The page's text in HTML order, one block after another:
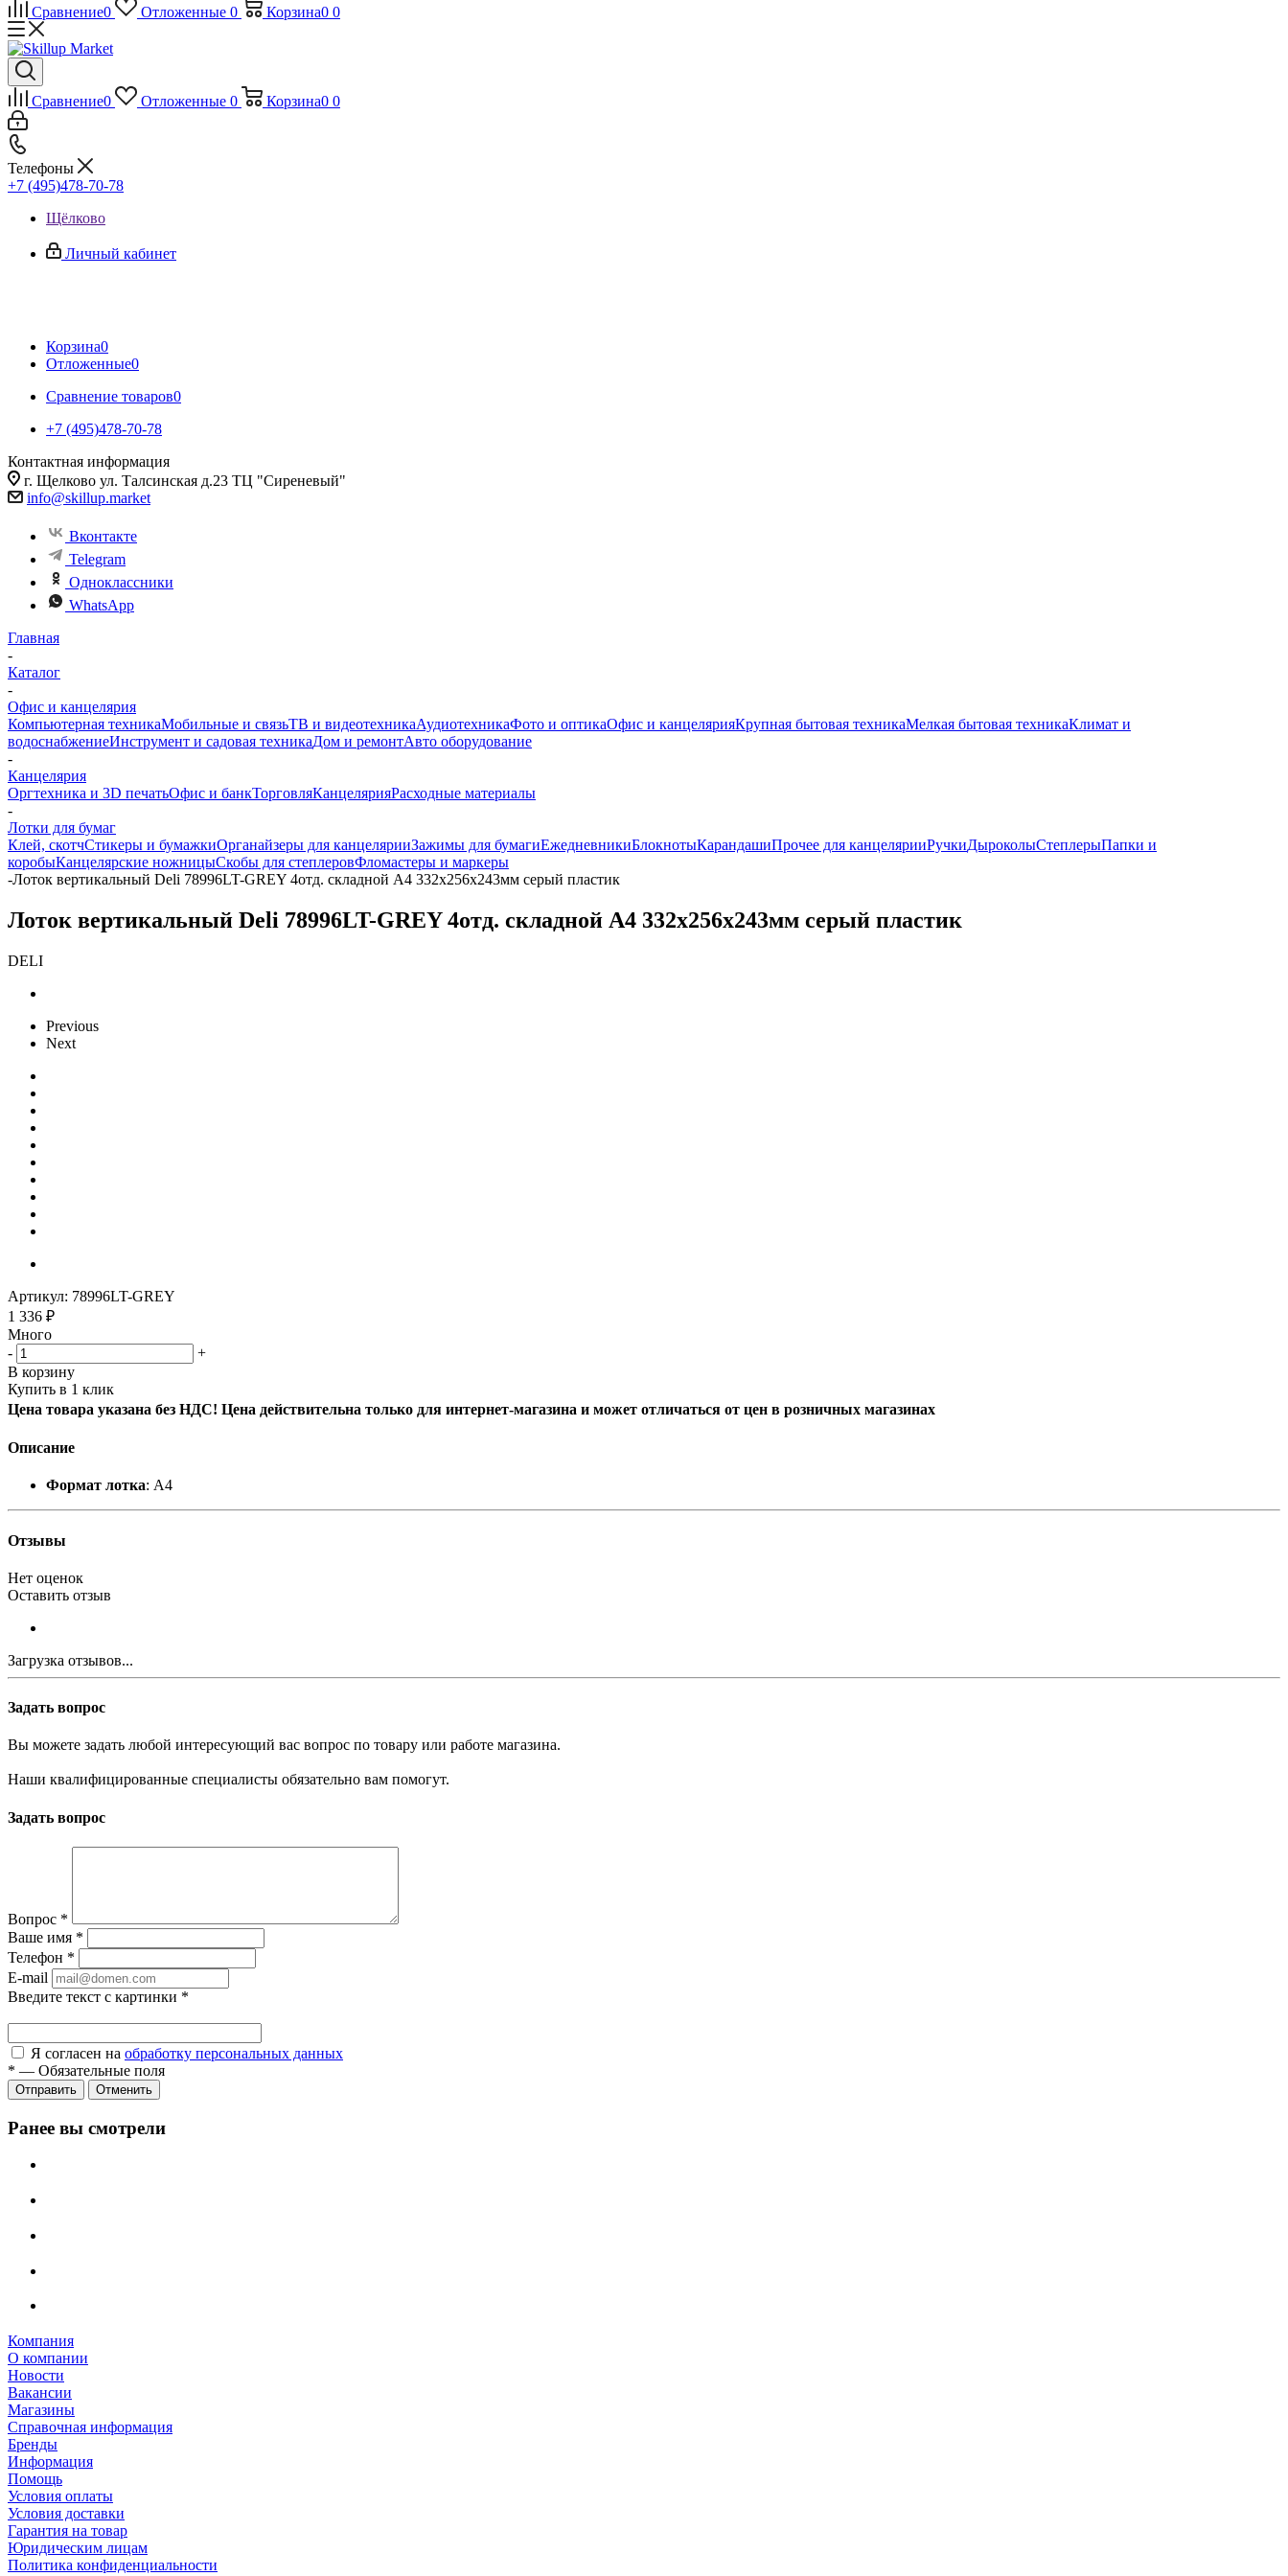
Сравнение0 Отложенные 0 Корзина0 0
Сравнение0 Отложенные 0 Корзина0 0
Телефоны
+7 (495)478-70-78
Щёлково
Личный кабинет
Корзина0
Отложенные0
Сравнение товаров0
+7 (495)478-70-78
Контактная информация
г. Щелково ул. Талсинская д.23 ТЦ "Сиреневый"
info@skillup.market
Вконтакте
Telegram
Одноклассники
WhatsApp
Главная
-
Каталог
-
Офис и канцелярия
Компьютерная техникаМобильные и связьТВ и видеотехникаАудиотехникаФото и оптикаОфис и канцелярияКрупная бытовая техникаМелкая бытовая техникаКлимат и
водоснабжениеИнструмент и садовая техникаДом и ремонтАвто оборудование
-
Канцелярия
Оргтехника и 3D печатьОфис и банкТорговляКанцелярияРасходные материалы
-
Лотки для бумаг
Клей, скотчСтикеры и бумажкиОрганайзеры для канцелярииЗажимы для бумагиЕжедневникиБлокнотыКарандашиПрочее для канцелярииРучкиДыроколыСтеплерыПапки и
коробыКанцелярские ножницыСкобы для степлеровФломастеры и маркеры
-Лоток вертикальный Deli 78996LT-GREY 4отд. складной A4 332x256x243мм серый пластик
Лоток вертикальный Deli 78996LT-GREY 4отд. складной A4 332x256x243мм серый пластик
DELI
Previous
Next
Артикул: 78996LT-GREY
1 336 ₽
Много
-
+
В корзину
Купить в 1 клик
Цена товара указана без НДС! Цена действительна только для интернет-магазина и может отличаться от цен в розничных магазинах
Описание
Формат лотка: A4
Отзывы
Нет оценок
Оставить отзыв
Загрузка отзывов...
Задать вопрос
Вы можете задать любой интересующий вас вопрос по товару или работе магазина.
Наши квалифицированные специалисты обязательно вам помогут.
Задать вопрос
Вопрос *
Ваше имя *
Телефон *
E-mail
Введите текст с картинки *
Я согласен на обработку персональных данных
* — Обязательные поля
Отправить Отменить
Ранее вы смотрели
Компания
О компании
Новости
Вакансии
Магазины
Справочная информация
Бренды
Информация
Помощь
Условия оплаты
Условия доставки
Гарантия на товар
Юридическим лицам
Политика конфиденциальности